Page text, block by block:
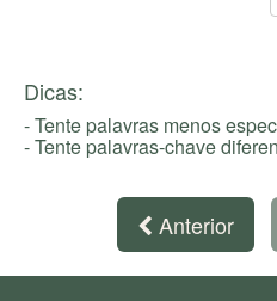
Dicas:
- Tente palavras menos
- Tente palavras-chave
Anterior